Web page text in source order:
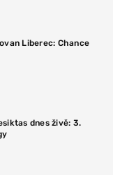
Liberec: Chance
dnes živě: 3.